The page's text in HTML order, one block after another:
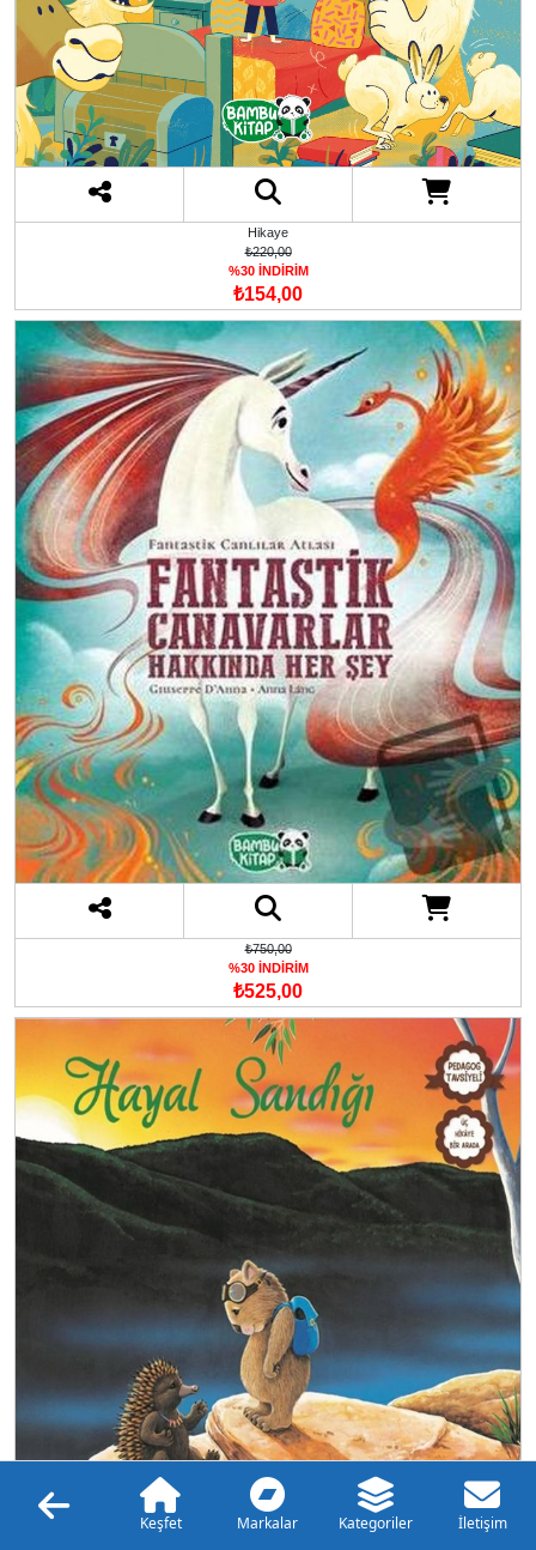
Hikaye
₺220,00
%30 İNDİRİM
₺154,00
₺750,00
%30 İNDİRİM
₺525,00
Keşfet Markalar Kategoriler İletişim